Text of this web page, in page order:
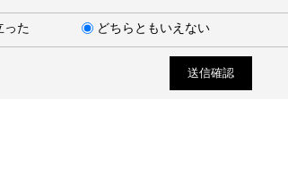
った どちらともいえない